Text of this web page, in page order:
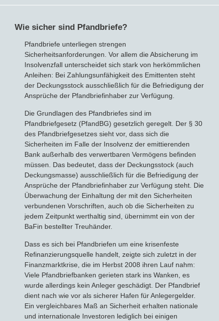
Wie sicher sind Pfandbriefe?
Pfandbriefe unterliegen strengen
Sicherheitsanforderungen. Vor allem die Absicherung im
Insolvenzfall unterscheidet sich stark von herkömmlichen
Anleihen: Bei Zahlungsunfähigkeit des Emittenten steht
der Deckungsstock ausschließlich für die Befriedigung der
Ansprüche der Pfandbriefinhaber zur Verfügung.
Die Grundlagen des Pfandbriefes sind im
Pfandbriefgesetz (PfandBG) gesetzlich geregelt. Der § 30
des Pfandbriefgesetzes sieht vor, dass sich die
Sicherheiten im Falle der Insolvenz der emittierenden
Bank außerhalb des verwertbaren Vermögens befinden
müssen. Das bedeutet, dass der Deckungsstock (auch
Deckungsmasse) ausschließlich für die Befriedigung der
Ansprüche der Pfandbriefinhaber zur Verfügung steht. Die
Überwachung der Einhaltung der mit den Sicherheiten
verbundenen Vorschriften, auch ob die Sicherheiten zu
jedem Zeitpunkt werthaltig sind, übernimmt ein von der
BaFin bestellter Treuhänder.
Dass es sich bei Pfandbriefen um eine krisenfeste
Refinanzierungsquelle handelt, zeigte sich zuletzt in der
Finanzmarktkrise, die im Herbst 2008 ihren Lauf nahm:
Viele Pfandbriefbanken gerieten stark ins Wanken, es
wurde allerdings kein Anleger geschädigt. Der Pfandbrief
dient nach wie vor als sicherer Hafen für Anlegergelder.
Ein vergleichbares Maß an Sicherheit erhalten nationale
und internationale Investoren lediglich bei einigen